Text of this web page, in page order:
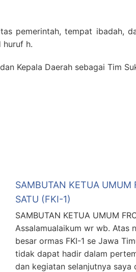
pemerintah, tempat ibadah,
huruf h.
Kepala Daerah sebagai Tim
SAMBUTAN KETUA UMUM
SATU (FKI-1)
SAMBUTAN KETUA UMUM
Assalamualaikum wr wb. Atas
besar ormas FKI-1 se Jawa
tidak dapat hadir dalam
dan kegiatan selanjutnya